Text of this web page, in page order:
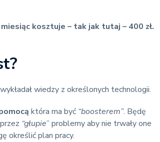
kosztuje – tak jak tutaj – 400 zł.
wiedzy z określonych technologii.
która ma być “boosterem”. Będę
“głupie” problemy aby nie trwały one
określić plan pracy.